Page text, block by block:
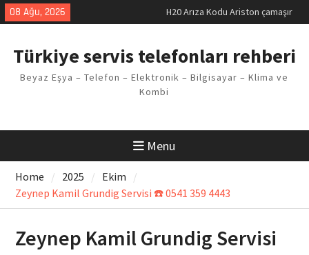
Skip
to
08 Ağu, 2026
LG kombi E2 Arızası Çözümü
Vaillant çamaşır makinesi E03
Arıza Kodu
Ferroli klima E3 Arızası Çözümü
Türkiye servis telefonları rehberi
Beyaz Eşya – Telefon – Elektronik – Bilgisayar – Klima ve
Kombi
Menu
Home 2025
Ekim
Zeynep Kamil Grundig Servisi ☎️ 0541 359 4443
Zeynep Kamil Grundig Servisi